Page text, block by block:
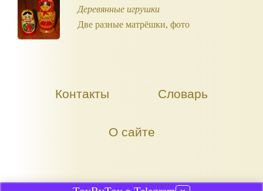
Деревянные игрушки
Две разные матрёшки, фото
Контакты Словарь
О сайте